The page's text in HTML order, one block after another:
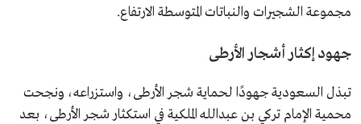
مجموعة الشجيرات والنباتات المتوسطة الارتفاع.
جهود إكثار أشجار الأرطى
تبذل السعودية جهودًا لحماية شجر الأرطى، واستزراعه، ونجحت
محمية الإمام تركي بن عبدالله الملكية في استكثار شجر الأرطى، بعد